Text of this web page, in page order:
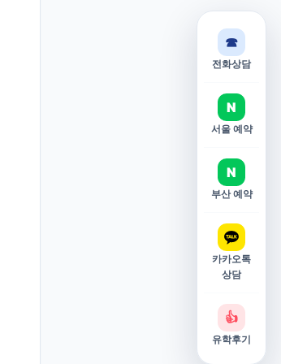
☎
전화상담
N
서울 예약
N
부산 예약
카카오톡
상담
👍
유학후기